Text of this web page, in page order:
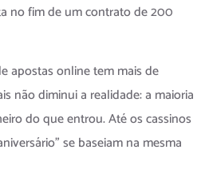
no fim de um contrato de 200
apostas online tem mais de
não diminui a realidade: a maioria
do que entrou. Até os cassinos
se baseiam na mesma